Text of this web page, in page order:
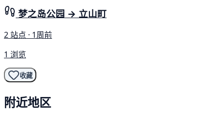
梦之岛公园 → 立山町
2 站点 · 1周前
1 浏览
收藏
附近地区